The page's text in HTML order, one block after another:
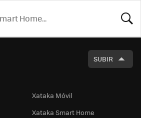
SUBIR
Xataka Móvil
Xataka Smart Home